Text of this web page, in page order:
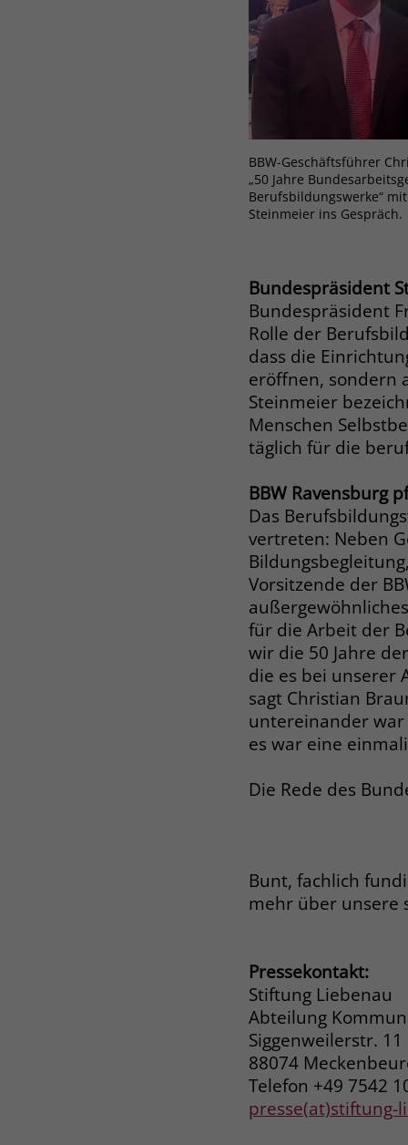
BBW-Geschäftsführer
„50 Jahre
Berufsbildungswerke“
Steinmeier ins Gespräch.
Bundespräsident
Bundespräsident
Rolle der
dass die
eröffnen, sondern
Steinmeier
Menschen
täglich für die
BBW Ravensburg
Das
vertreten: Neben
Vorsitzende der
für die Arbeit der
wir die 50 Jahre
die es bei unserer
sagt Christian
untereinander war
es war eine
Die Rede des
Bunt, fachlich
mehr über unsere
Pressekontakt:
Stiftung Liebenau
Abteilung
Siggenweilerstr. 11
88074
Telefon +49 7542
presse(at)stiftung-